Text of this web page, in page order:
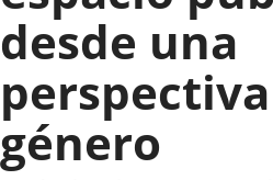
desde una
género